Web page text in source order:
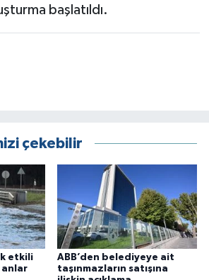
başlatıldı.
çekebilir
etkili
anlar
ABB’den belediyeye ait
taşınmazların satışına